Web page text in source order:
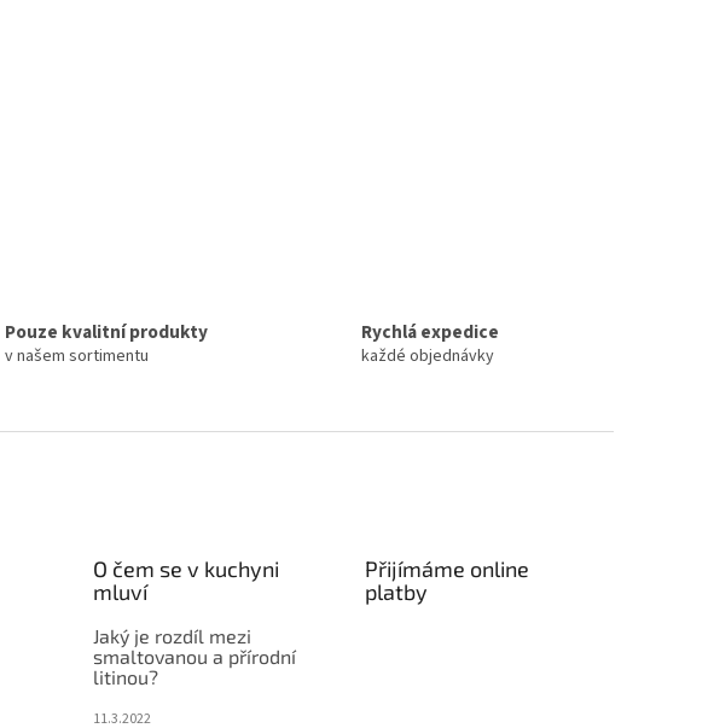
Pouze kvalitní produkty
v našem sortimentu
Rychlá expedice
každé objednávky
O čem se v kuchyni
mluví
Jaký je rozdíl mezi
smaltovanou a přírodní
litinou?
11.3.2022
Přijímáme online
platby